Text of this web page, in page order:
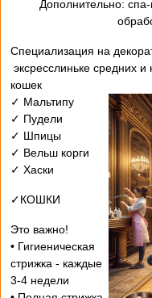
- Дополнительно:
Специализация на
эксресслиньке средних
кошек
✓ Мальтипу
✓ Пудели
✓ Шпицы
✓ Вельш корги
✓ Хаски
✓КОШКИ
Это важно!
• Гигиеническая
стрижка - каждые
3-4 недели